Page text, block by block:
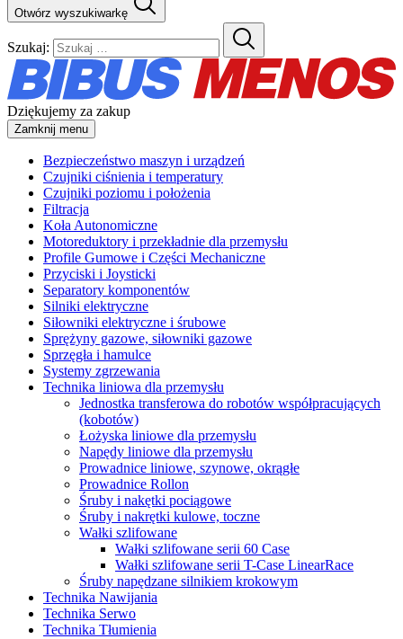
Otwórz wyszukiwarkę
Szukaj:
Dziękujemy za zakup
Zamknij menu
Bezpieczeństwo maszyn i urządzeń
Czujniki ciśnienia i temperatury
Czujniki poziomu i położenia
Filtracja
Koła Autonomiczne
Motoreduktory i przekładnie dla przemysłu
Profile Gumowe i Części Mechaniczne
Przyciski i Joysticki
Separatory komponentów
Silniki elektryczne
Siłowniki elektryczne i śrubowe
Sprężyny gazowe, siłowniki gazowe
Sprzęgła i hamulce
Systemy zgrzewania
Technika liniowa dla przemysłu
Jednostka transferowa do robotów współpracujących
(kobotów)
Łożyska liniowe dla przemysłu
Napędy liniowe dla przemysłu
Prowadnice liniowe, szynowe, okrągłe
Prowadnice Rollon
Śruby i nakętki pociągowe
Śruby i nakrętki kulowe, toczne
Wałki szlifowane
Wałki szlifowane serii 60 Case
Wałki szlifowane serii T-Case LinearRace
Śruby napędzane silnikiem krokowym
Technika Nawijania
Technika Serwo
Technika Tłumienia